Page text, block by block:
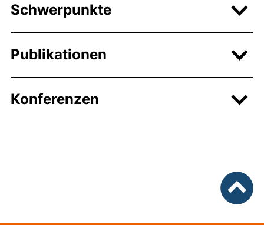
Schwerpunkte
Publikationen
Konferenzen
nach